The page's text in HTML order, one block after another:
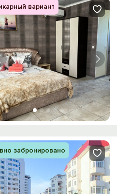
вариант
забронировано